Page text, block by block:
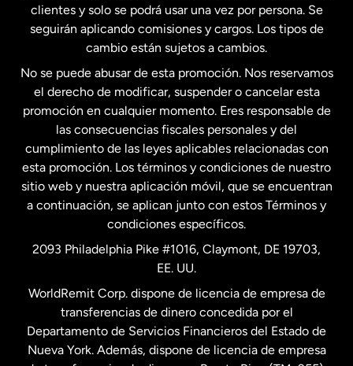
Estados Unidos Español
Francia
Malasia
Nueva Zelanda
Países Bajos
Suecia
clientes y solo se podrá usar una vez por persona. Se
seguirán aplicando comisiones y cargos. Los tipos de
cambio están sujetos a cambios.
No se puede abusar de esta promoción. Nos reservamos
el derecho de modificar, suspender o cancelar esta
promoción en cualquier momento. Eres responsable de
las consecuencias fiscales personales y del
cumplimiento de las leyes aplicables relacionadas con
esta promoción. Los términos y condiciones de nuestro
sitio web y nuestra aplicación móvil, que se encuentran
a continuación, se aplican junto con estos Términos y
condiciones específicos.
2093 Philadelphia Pike #1016, Claymont, DE 19703,
EE. UU.
WorldRemit Corp. dispone de licencia de empresa de
transferencias de dinero concedida por el
Departamento de Servicios Financieros del Estado de
Nueva York. Además, dispone de licencia de empresa